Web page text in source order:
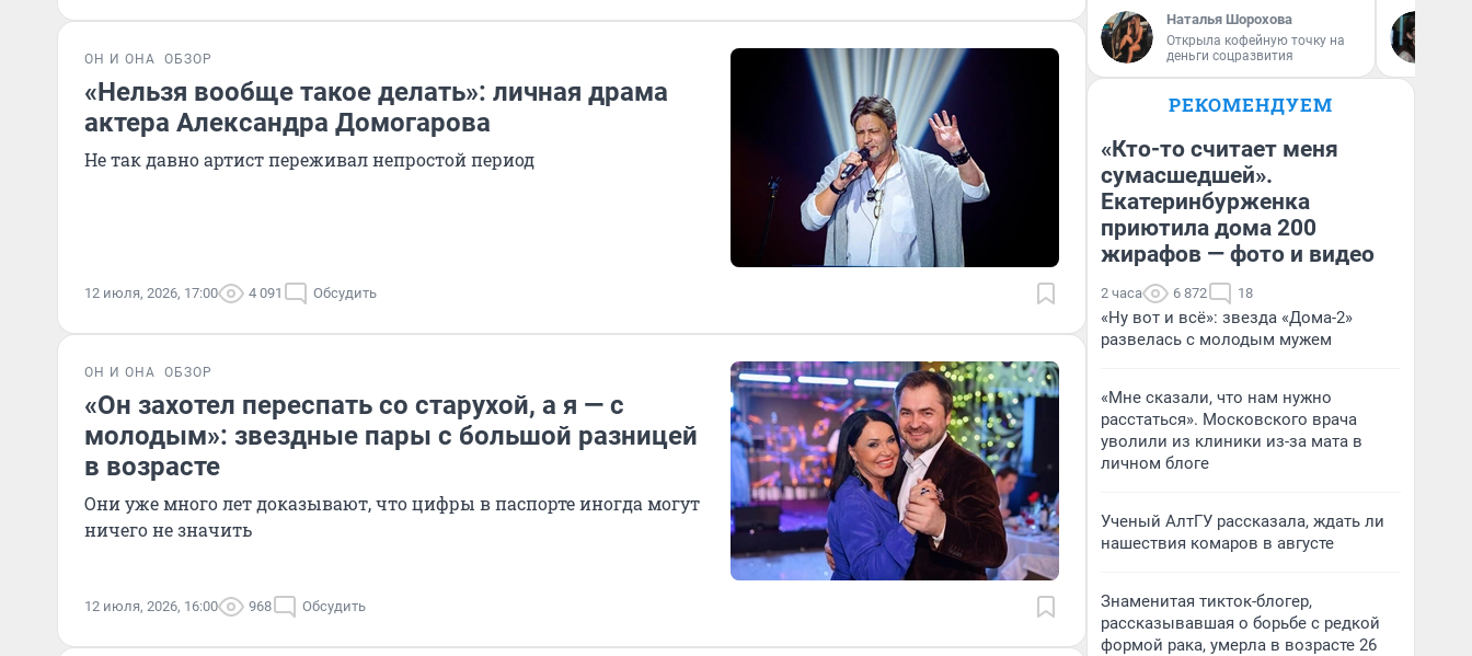
ОН И ОНА ОБЗОР
«Нельзя вообще такое делать»: личная драма
актера Александра Домогарова
Не так давно артист переживал непростой период
12 июля, 2026, 17:00 4 091 Обсудить
ОН И ОНА ОБЗОР
«Он захотел переспать со старухой, а я — с
молодым»: звездные пары с большой разницей
в возрасте
Они уже много лет доказывают, что цифры в паспорте иногда могут
ничего не значить
12 июля, 2026, 16:00 968 Обсудить
Наталья Шорохова
Открыла кофейную точку на
деньги соцразвития
РЕКОМЕНДУЕМ
«Кто-то считает меня
сумасшедшей».
Екатеринбурженка
приютила дома 200
жирафов — фото и видео
2 часа 6 872 18
«Ну вот и всё»: звезда «Дома-2»
развелась с молодым мужем
«Мне сказали, что нам нужно
расстаться». Московского врача
уволили из клиники из-за мата в
личном блоге
Ученый АлтГУ рассказала, ждать ли
нашествия комаров в августе
Знаменитая тикток-блогер,
рассказывавшая о борьбе с редкой
формой рака, умерла в возрасте 26